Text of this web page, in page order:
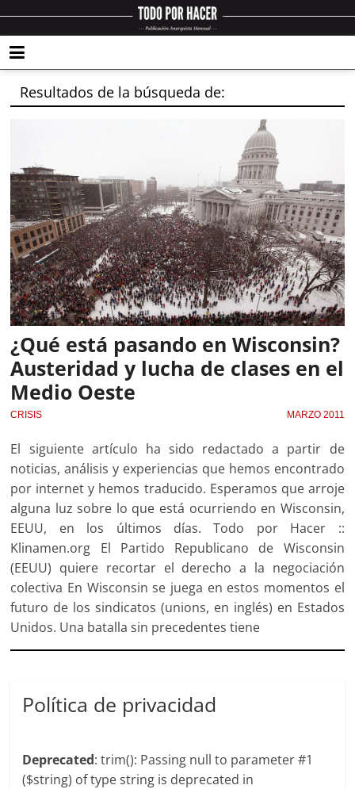
Resultados de la búsqueda de:
¿Qué está pasando en Wisconsin?
Austeridad y lucha de clases en el
Medio Oeste
CRISIS MARZO 2011
El siguiente artículo ha sido redactado a partir de
noticias, análisis y experiencias que hemos encontrado
por internet y hemos traducido. Esperamos que arroje
alguna luz sobre lo que está ocurriendo en Wisconsin,
EEUU, en los últimos días. Todo por Hacer ::
Klinamen.org El Partido Republicano de Wisconsin
(EEUU) quiere recortar el derecho a la negociación
colectiva En Wisconsin se juega en estos momentos el
futuro de los sindicatos (unions, en inglés) en Estados
Unidos. Una batalla sin precedentes tiene
Política de privacidad
Deprecated: trim(): Passing null to parameter #1
($string) of type string is deprecated in